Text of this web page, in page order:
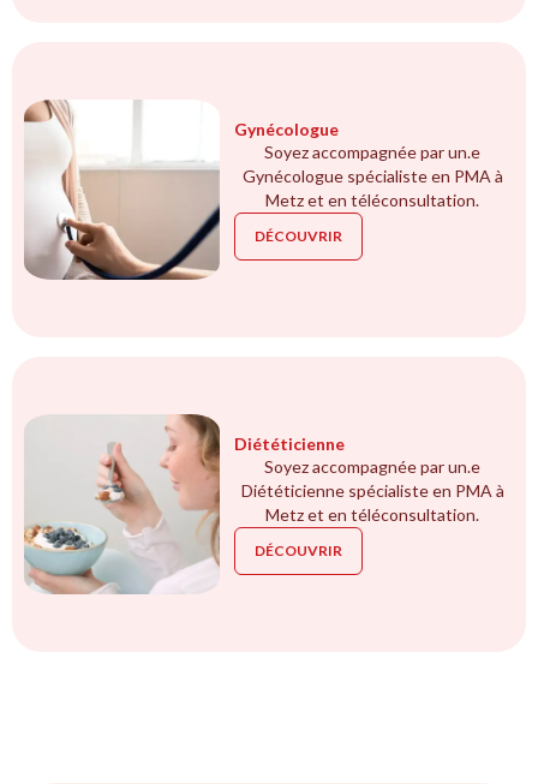
Gynécologue
Soyez accompagnée par un.e
Gynécologue spécialiste en PMA à
Metz et en téléconsultation.
DÉCOUVRIR
Diététicienne
Soyez accompagnée par un.e
Diététicienne spécialiste en PMA à
Metz et en téléconsultation.
DÉCOUVRIR